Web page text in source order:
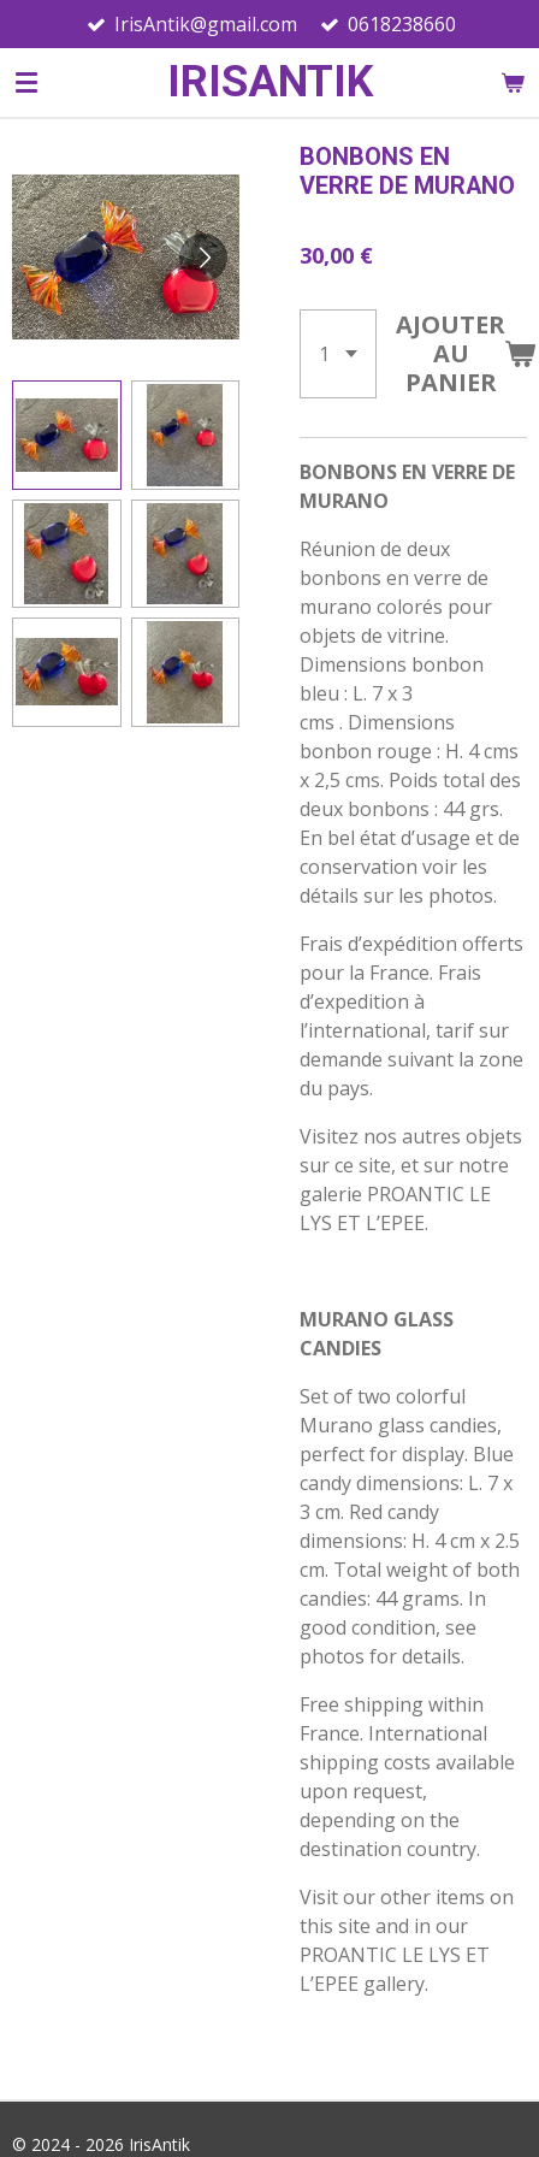
au
contenu
IRISANTIK
IrisAntik@gmail.com 0618238660
BONBONS EN
VERRE DE MURANO
30,00 €
AJOUTER
AU
PANIER
BONBONS EN VERRE DE
MURANO
Réunion de deux
bonbons en verre de
murano colorés pour
objets de vitrine.
Dimensions bonbon
bleu : L. 7 x 3
cms . Dimensions
bonbon rouge : H. 4 cms
x 2,5 cms. Poids total des
deux bonbons : 44 grs.
En bel état d’usage et de
conservation voir les
détails sur les photos.
Frais d’expédition offerts
pour la France. Frais
d’expedition à
l’international, tarif sur
demande suivant la zone
du pays.
Visitez nos autres objets
sur ce site, et sur notre
galerie PROANTIC LE
LYS ET L’EPEE.
MURANO GLASS
CANDIES
Set of two colorful
Murano glass candies,
perfect for display. Blue
candy dimensions: L. 7 x
3 cm. Red candy
dimensions: H. 4 cm x 2.5
cm. Total weight of both
candies: 44 grams. In
good condition, see
photos for details.
Free shipping within
France. International
shipping costs available
upon request,
depending on the
destination country.
Visit our other items on
this site and in our
PROANTIC LE LYS ET
L’EPEE gallery.
© 2024 - 2026 IrisAntik